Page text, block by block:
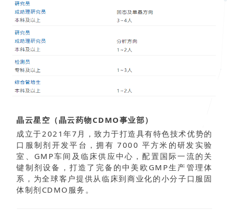
晶云星空（晶云药物CDMO事业部）
成立于2021年7月，致力于打造具有特色技术优势的
口服制剂开发平台，拥有 7000 平方米的研发实验
室、GMP车间及临床供应中心，配置国际一流的关
键制剂设备，打造了完备的中美欧GMP生产管理体
系，为全球客户提供从临床到商业化的小分子口服固
体制剂CDMO服务。